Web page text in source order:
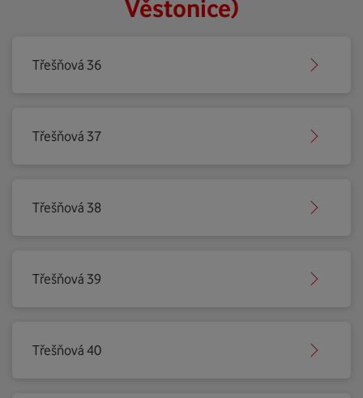
Věstonice)
Třešňová 36
Třešňová 37
Třešňová 38
Třešňová 39
Třešňová 40